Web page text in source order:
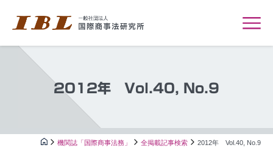
2012年 Vol.40, No.9
機関誌「国際商事法務」 全掲載記事検索 2012年 Vol.40, No.9